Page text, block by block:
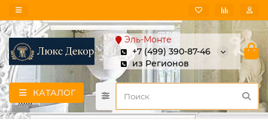
Эль-Монте
+7 (499) 390-87-46
из Регионов
КАТАЛОГ